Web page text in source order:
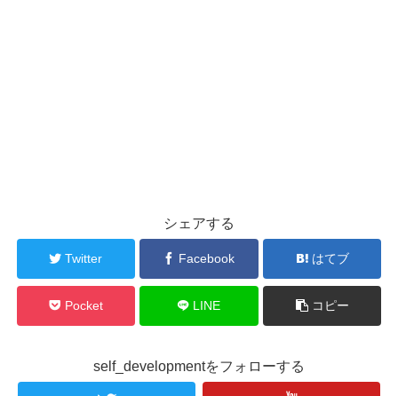
シェアする
Twitter Facebook はてブ
Pocket LINE コピー
self_developmentをフォローする